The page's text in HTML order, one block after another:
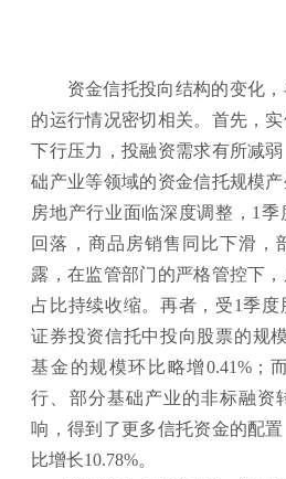
资金信托投向结构的变化
的运行情况密切相关。首先，
下行压力，投融资需求有所减
础产业等领域的资金信托规模
房地产行业面临深度调整，1
回落，商品房销售同比下滑，
露，在监管部门的严格管控下
占比持续收缩。再者，受1季度
证券投资信托中投向股票的规
基金的规模环比略增0.41%；
行、部分基础产业的非标融资
响，得到了更多信托资金的配
比增长10.78%。